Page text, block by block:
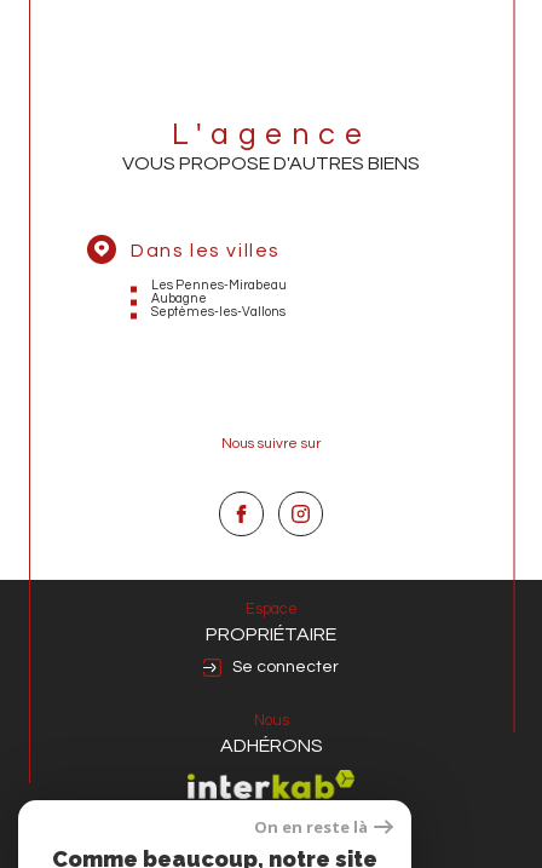
L'agence
VOUS PROPOSE D'AUTRES BIENS
Dans les villes
Les Pennes-Mirabeau
Aubagne
Septèmes-les-Vallons
Nous suivre sur
Espace
PROPRIÉTAIRE
Se connecter
Nous
ADHÉRONS
Avis
On en reste là
Comme beaucoup, notre site